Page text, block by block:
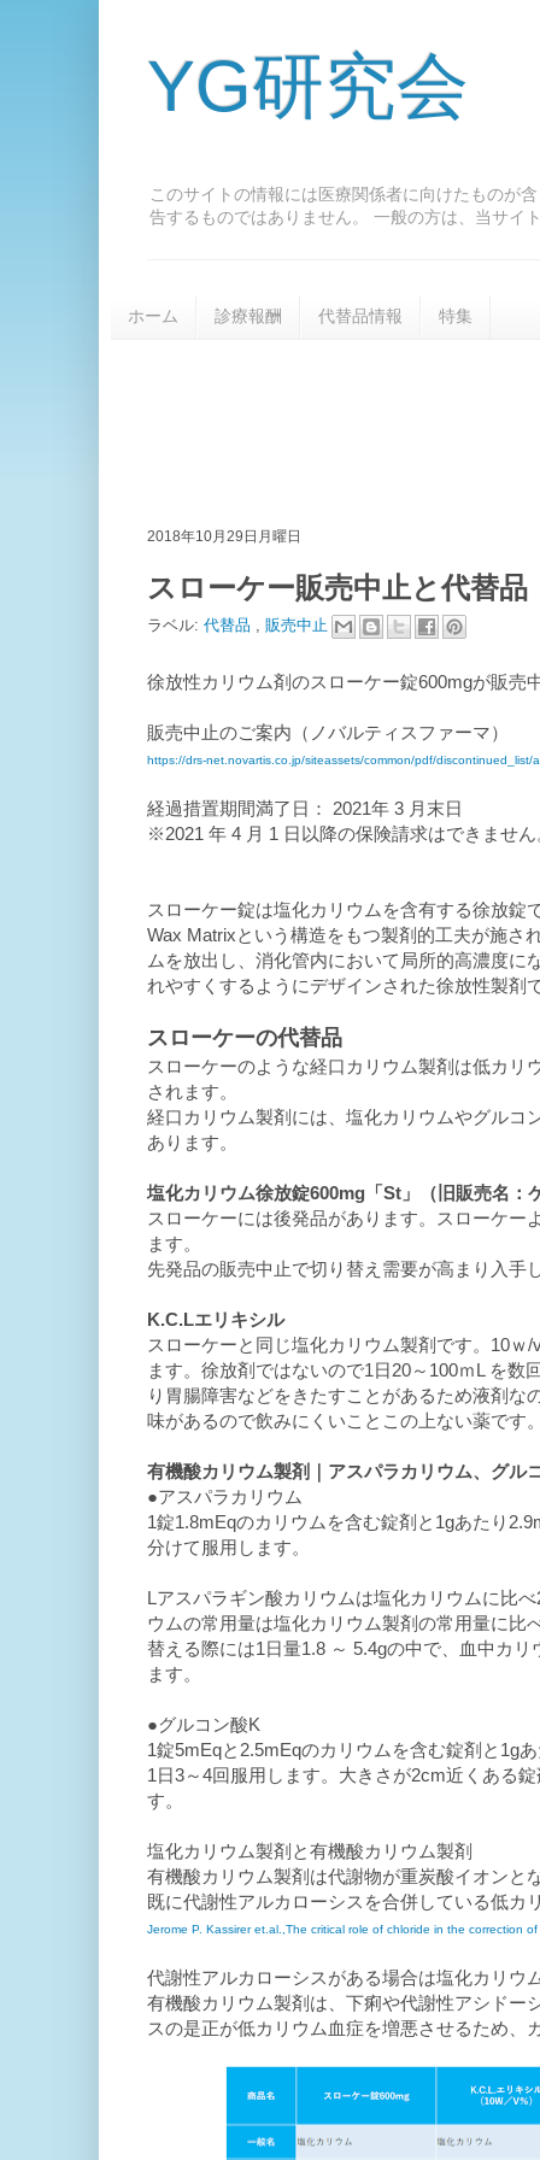
YG研究会
このサイトの情報には医療関係者に向けたものが
告するものではありません。 一般の方は、当サイ
ホーム 診療報酬 代替品情報 特集
2018年10月29日月曜日
スローケー販売中止と代替品
ラベル: 代替品 , 販売中止
徐放性カリウム剤のスローケー錠600mgが販売
販売中止のご案内（ノバルティスファーマ）
https://drs-net.novartis.co.jp/siteassets/common/pdf/discontinued_list/
経過措置期間満了日： 2021年 3 月末日
※2021 年 4 月 1 日以降の保険請求はできません
スローケー錠は塩化カリウムを含有する徐放錠
Wax Matrixという構造をもつ製剤的工夫が施さ
ムを放出し、消化管内において局所的高濃度
れやすくするようにデザインされた徐放性製剤
スローケーの代替品
スローケーのような経口カリウム製剤は低カ
されます。
経口カリウム製剤には、塩化カリウムやグルコ
あります。
塩化カリウム徐放錠600mg「St」（旧販売名：
スローケーには後発品があります。スローケ
ます。
先発品の販売中止で切り替え需要が高まり入手
K.C.Lエリキシル
スローケーと同じ塩化カリウム製剤です。10
ます。徐放剤ではないので1日20～100ｍL を
り胃腸障害などをきたすことがあるため液剤
味があるので飲みにくいことこの上ない薬です
有機酸カリウム製剤｜アスパラカリウム、グル
●アスパラカリウム
1錠1.8mEqのカリウムを含む錠剤と1gあたり
分けて服用します。
Lアスパラギン酸カリウムは塩化カリウムに比
ウムの常用量は塩化カリウム製剤の常用量に比
替える際には1日量1.8 ～ 5.4gの中で、血中カ
ます。
●グルコン酸K
1錠5mEqと2.5mEqのカリウムを含む錠剤と1g
1日3～4回服用します。大きさが2cm近くある
す。
塩化カリウム製剤と有機酸カリウム製剤
有機酸カリウム製剤は代謝物が重炭酸イオンと
既に代謝性アルカローシスを合併している低カ
Jerome P. Kassirer et.al.,The critical role of chloride in the correction
代謝性アルカローシスがある場合は塩化カリウ
有機酸カリウム製剤は、下痢や代謝性アシドー
スの是正が低カリウム血症を増悪させるため